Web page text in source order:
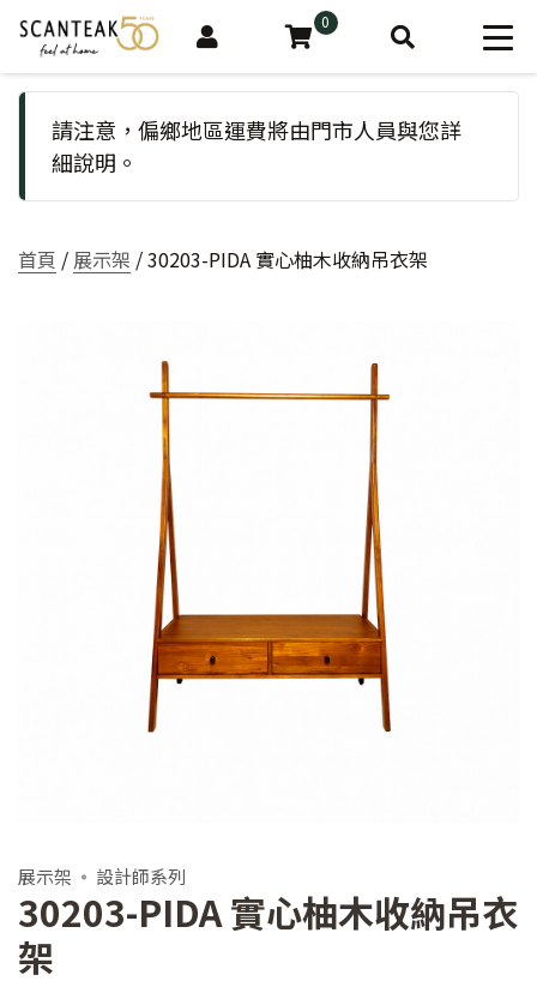
0
請注意，偏鄉地區運費將由門市人員與您詳
細說明。
首頁 / 展示架 / 30203-PIDA 實心柚木收納吊衣架
展示架 設計師系列
30203-PIDA 實心柚木收納吊衣
架